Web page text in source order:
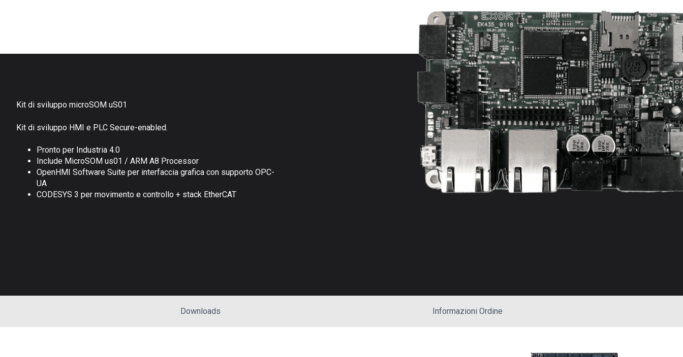
Kit di sviluppo microSOM uS01
Kit di sviluppo HMI e PLC Secure-enabled.
Pronto per Industria 4.0
Include MicroSOM us01 / ARM A8 Processor
OpenHMI Software Suite per interfaccia grafica con supporto OPC-
UA
CODESYS 3 per movimento e controllo + stack EtherCAT
Downloads Informazioni Ordine